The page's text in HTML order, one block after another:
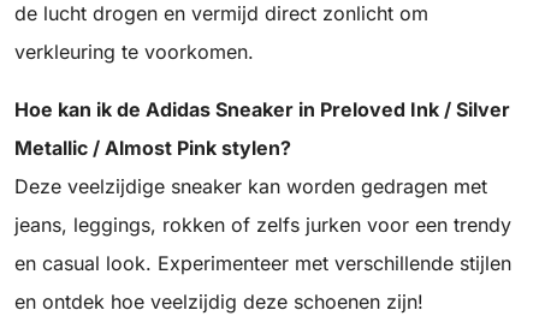
de lucht drogen en vermijd direct zonlicht om
verkleuring te voorkomen.
Hoe kan ik de Adidas Sneaker in Preloved Ink / Silver
Metallic / Almost Pink stylen?
Deze veelzijdige sneaker kan worden gedragen met
jeans, leggings, rokken of zelfs jurken voor een trendy
en casual look. Experimenteer met verschillende stijlen
en ontdek hoe veelzijdig deze schoenen zijn!